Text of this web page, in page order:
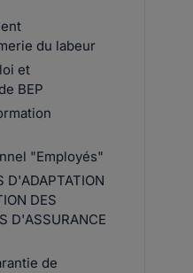
du labeur
et
rémunération des titulaires de BEP
"Employés"
DES
de